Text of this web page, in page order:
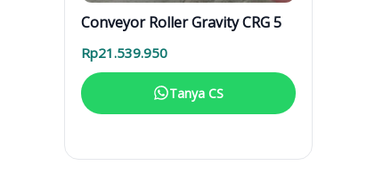
Conveyor Roller Gravity CRG 5
Rp21.539.950
Tanya CS